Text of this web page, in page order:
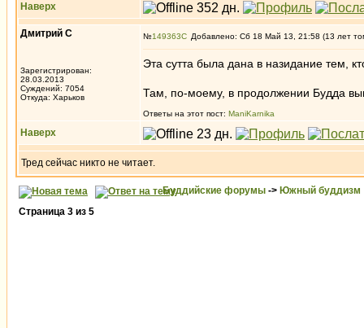
Наверх
Дмитрий С
Зарегистрирован:
28.03.2013
Суждений: 7054
Откуда: Харьков
№149363 Добавлено: Сб 18 Май 13, 21:58 (13 лет
Эта сутта была дана в назидание тем,
Там, по-моему, в продолжении Будда
Ответы на этот пост: ManiKarnika
Наверх
Тред сейчас никто не читает.
Буддийские форумы -> Южный буддизм
Страница 3 из 5